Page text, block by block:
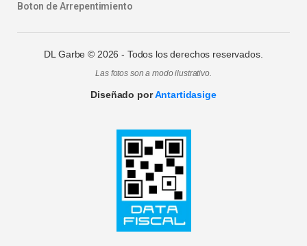
Boton de Arrepentimiento
DL Garbe © 2026 - Todos los derechos reservados.
Las fotos son a modo ilustrativo.
Diseñado porAntartidasige